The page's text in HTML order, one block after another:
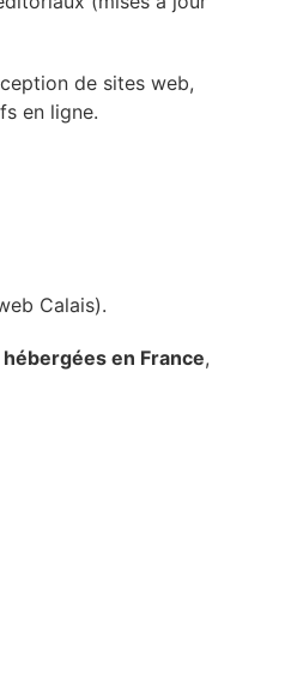
de sites web,
en ligne.
Calais).
hébergées en France,